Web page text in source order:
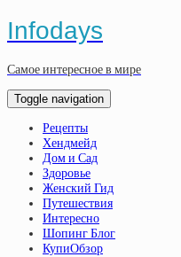
Infodays
Самое интересное в мире
Toggle navigation
Рецепты
Хендмейд
Дом и Сад
Здоровье
Женский Гид
Путешествия
Интересно
Шопинг Блог
КупиОбзор